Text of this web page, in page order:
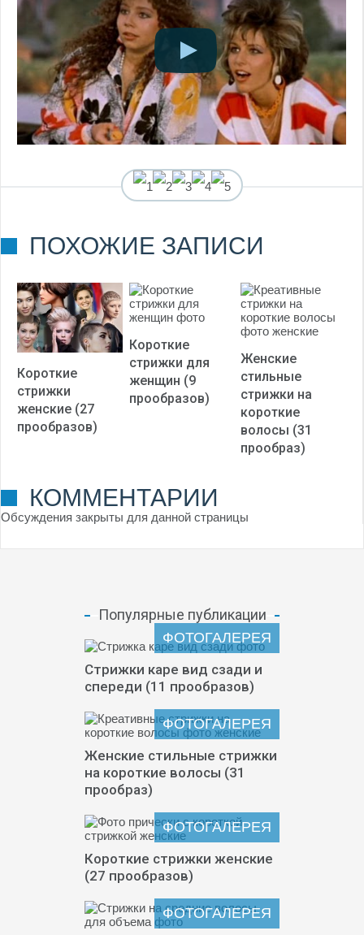
3,17из 5)
ПОХОЖИЕ ЗАПИСИ
Короткие
стрижки
женские (27
прообразов)
Короткие
стрижки для
женщин (9
прообразов)
Женские
стильные
стрижки на
короткие
волосы (31
прообраз)
КОММЕНТАРИИ
Обсуждения закрыты для данной страницы
Популярные публикации
ФОТОГАЛЕРЕЯ
Стрижки каре вид сзади и
спереди (11 прообразов)
ФОТОГАЛЕРЕЯ
Женские стильные стрижки
на короткие волосы (31
прообраз)
ФОТОГАЛЕРЕЯ
Короткие стрижки женские
(27 прообразов)
ФОТОГАЛЕРЕЯ